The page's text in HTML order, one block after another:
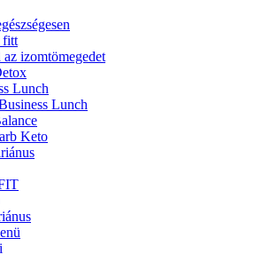
fitt
izomtömegedet
Lunch
Lunch
Keto